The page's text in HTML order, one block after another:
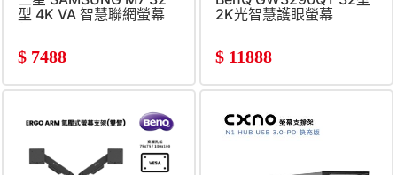
型 4K VA 智慧聯網螢幕
$ 7488
2K光智慧護眼螢幕
$ 11888